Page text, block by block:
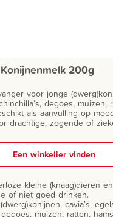
200g
voor jonge
degoes, muizen,
als aanvulling op
drachtige, zogende of
Een winkelier vinden
kleine (knaag)dieren
of niet goed drinken.
cavia’s,
degoes, muizen, ratten,